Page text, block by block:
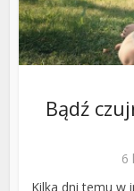
Bądź
6
Kilka dni temu w